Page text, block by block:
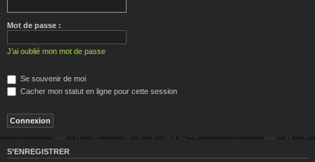
Mot de passe :
J’ai oublié mon mot de passe
Se souvenir de moi
Cacher mon statut en ligne pour cette session
S’ENREGISTRER